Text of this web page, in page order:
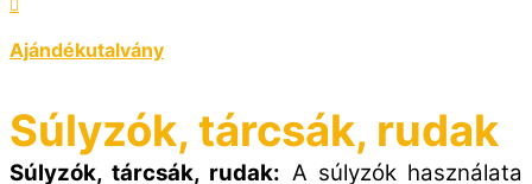
Ajándékutalvány
Súlyzók, tárcsák, rudak
Súlyzók, tárcsák, rudak: A súlyzók használata